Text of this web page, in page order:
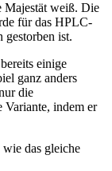
Majestät weiß. Die
für das HPLC-
gestorben ist.
einige
ganz anders
die
Variante, indem er
das gleiche